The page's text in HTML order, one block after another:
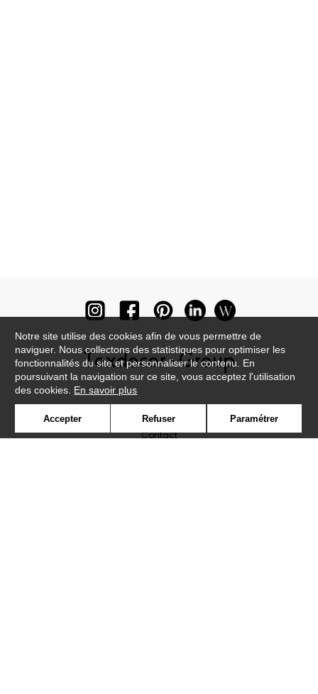
Contact
Notre site utilise des cookies afin de vous permettre de
naviguer. Nous collectons des statistiques pour optimiser les
fonctionnalités du site et personnaliser le contenu. En
poursuivant la navigation sur ce site, vous acceptez l'utilisation
des cookies. En savoir plus
Accepter Refuser Paramétrer